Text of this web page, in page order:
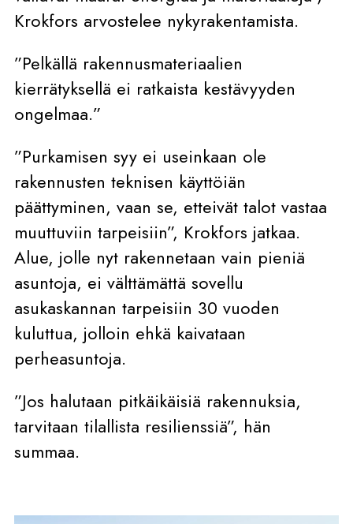
Krokfors arvostelee nykyrakentamista.
”Pelkällä rakennusmateriaalien
kierrätyksellä ei ratkaista kestävyyden
ongelmaa.”
”Purkamisen syy ei useinkaan ole
rakennusten teknisen käyttöiän
päättyminen, vaan se, etteivät talot vastaa
muuttuviin tarpeisiin”, Krokfors jatkaa.
Alue, jolle nyt rakennetaan vain pieniä
asuntoja, ei välttämättä sovellu
asukaskannan tarpeisiin 30 vuoden
kuluttua, jolloin ehkä kaivataan
perheasuntoja.
”Jos halutaan pitkäikäisiä rakennuksia,
tarvitaan tilallista resilienssiä”, hän
summaa.